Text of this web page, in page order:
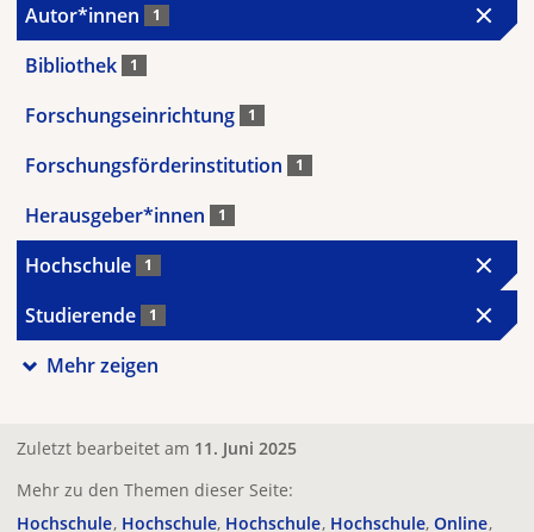
Autor*innen 1
Bibliothek 1
Forschungseinrichtung 1
Forschungsförderinstitution 1
Herausgeber*innen 1
Hochschule 1
Studierende 1
Mehr zeigen
Zuletzt bearbeitet am 11. Juni 2025
Mehr zu den Themen dieser Seite:
Hochschule Hochschule Hochschule Hochschule Online